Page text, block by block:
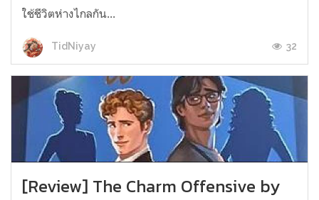
ใช้ชีวิตห่างไกลกัน...
TidNiyay 32
[Review] The Charm Offensive by